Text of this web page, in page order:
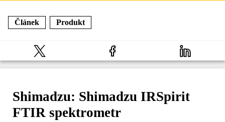
Článek Produkt
Shimadzu: Shimadzu IRSpirit
FTIR spektrometr